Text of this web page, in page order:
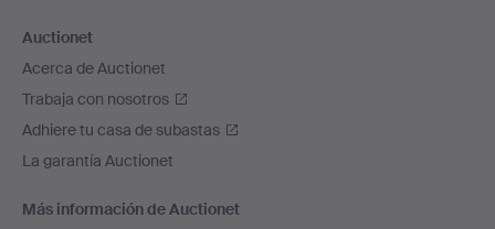
Auctionet
Acerca de Auctionet
Trabaja con nosotros
Adhiere tu casa de subastas
La garantía Auctionet
Más información de Auctionet